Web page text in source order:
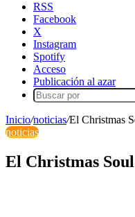
RSS
Facebook
X
Instagram
Spotify
Acceso
Publicación al azar
Inicio/noticias/El Christmas
noticias
El Christmas